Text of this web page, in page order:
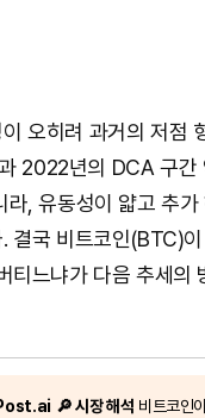
오히려 과거의 저점
2022년의 DCA 구간
라, 유동성이 얇고 추
결국 비트코인(BTC)이
티느냐가 다음 추세의
🔎 시장 해석 비트코인